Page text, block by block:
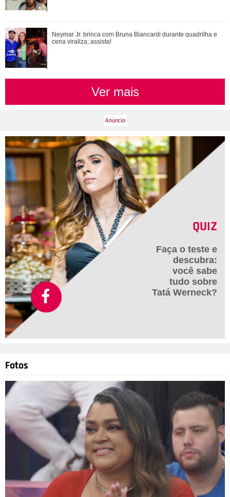
Bruna Marquezine, Camila Cabello, Hailey Bieber...
Relembre os amores - e affairs - de Shawn ...
Neymar Jr. brinca com Bruna Biancardi durante quadrilha e
cena viraliza; assista!
Ver mais
QUIZ
Faça o teste e
descubra:
você sabe
tudo sobre
Tatá Werneck?
Fotos